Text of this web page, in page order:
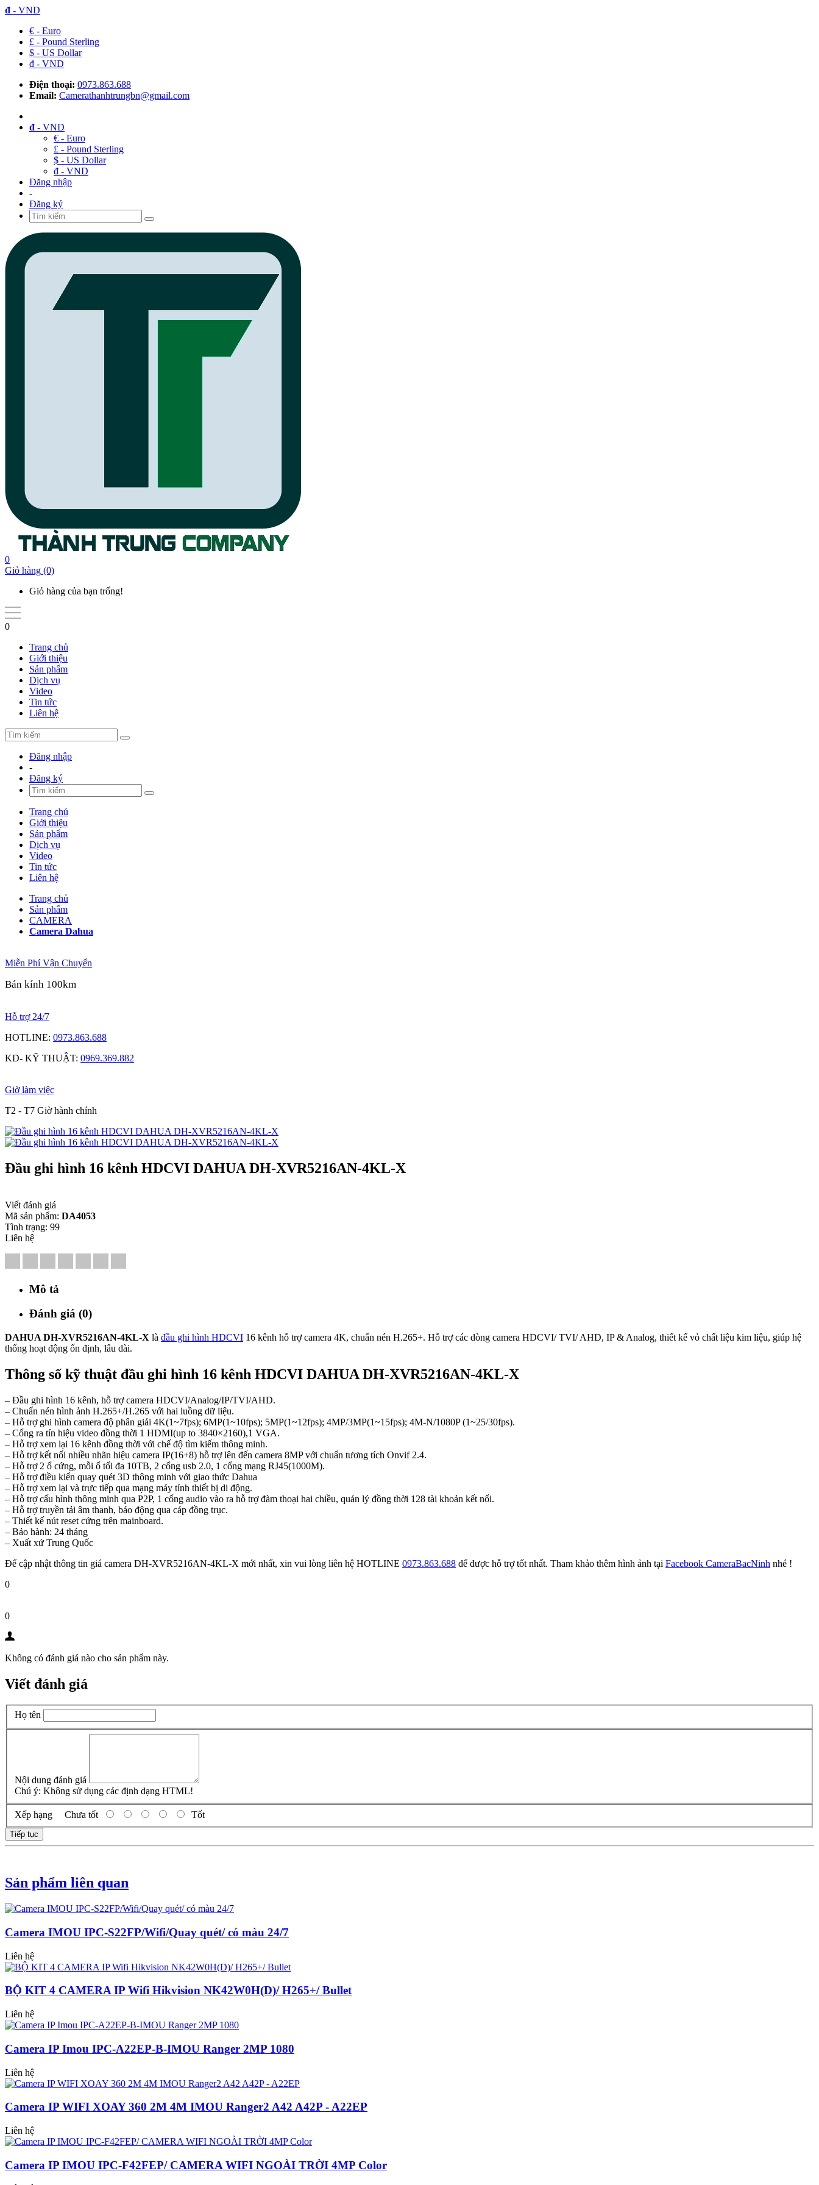
đ - VND
€ - Euro
£ - Pound Sterling
$ - US Dollar
đ - VND
Điện thoại: 0973.863.688
Email: Camerathanhtrungbn@gmail.com
đ - VND
€ - Euro
£ - Pound Sterling
$ - US Dollar
đ - VND
Đăng nhập
-
Đăng ký
0
Giỏ hàng (0)
Giỏ hàng của bạn trống!
0
Trang chủ
Giới thiệu
Sản phẩm
Dịch vụ
Video
Tin tức
Liên hệ
Đăng nhập
-
Đăng ký
Trang chủ
Giới thiệu
Sản phẩm
Dịch vụ
Video
Tin tức
Liên hệ
Trang chủ
Sản phẩm
CAMERA
Camera Dahua
Miễn Phí Vận Chuyển
Bán kính 100km
Hỗ trợ 24/7
HOTLINE: 0973.863.688
KD- KỸ THUẬT: 0969.369.882
Giờ làm việc
T2 - T7 Giờ hành chính
Đầu ghi hình 16 kênh HDCVI DAHUA DH-XVR5216AN-4KL-X
Viết đánh giá
Mã sản phẩm: DA4053
Tình trạng: 99
Liên hệ
Mô tả
Đánh giá (0)
DAHUA DH-XVR5216AN-4KL-X là đầu ghi hình HDCVI 16 kênh hỗ trợ camera 4K, chuẩn nén H.265+. Hỗ trợ các dòng camera HDCVI/ TVI/ AHD, IP & Analog, thiết kế vỏ chất liệu kim liệu, giúp hệ
thống hoạt động ổn định, lâu dài.
Thông số kỹ thuật đầu ghi hình 16 kênh HDCVI DAHUA DH-XVR5216AN-4KL-X
– Đầu ghi hình 16 kênh, hỗ trợ camera HDCVI/Analog/IP/TVI/AHD.
– Chuẩn nén hình ảnh H.265+/H.265 với hai luồng dữ liệu.
– Hỗ trợ ghi hình camera độ phân giải 4K(1~7fps); 6MP(1~10fps); 5MP(1~12fps); 4MP/3MP(1~15fps); 4M-N/1080P (1~25/30fps).
– Cổng ra tín hiệu video đồng thời 1 HDMI(up to 3840×2160),1 VGA.
– Hỗ trợ xem lại 16 kênh đồng thời với chế độ tìm kiếm thông minh.
– Hỗ trợ kết nối nhiều nhãn hiệu camera IP(16+8) hỗ trợ lên đến camera 8MP với chuẩn tương tích Onvif 2.4.
– Hỗ trợ 2 ổ cứng, mỗi ổ tối đa 10TB, 2 cổng usb 2.0, 1 cổng mạng RJ45(1000M).
– Hỗ trợ điều kiển quay quét 3D thông minh với giao thức Dahua
– Hỗ trợ xem lại và trực tiếp qua mạng máy tính thiết bị di động.
– Hỗ trợ cấu hình thông minh qua P2P, 1 cổng audio vào ra hỗ trợ đàm thoại hai chiều, quản lý đồng thời 128 tài khoản kết nối.
– Hỗ trợ truyền tải âm thanh, báo động qua cáp đồng trục.
– Thiết kế nút reset cứng trên mainboard.
– Bảo hành: 24 tháng
– Xuất xứ Trung Quốc
Để cập nhật thông tin giá camera DH-XVR5216AN-4KL-X mới nhất, xin vui lòng liên hệ HOTLINE 0973.863.688 để được hỗ trợ tốt nhất. Tham khảo thêm hình ảnh tại Facebook CameraBacNinh nhé !
0
0
Không có đánh giá nào cho sản phẩm này.
Viết đánh giá
Họ tên
Nội dung đánh giá
Chú ý: Không sử dụng các định dạng HTML!
Xếp hạng Chưa tốt Tốt
Tiếp tục
Sản phẩm liên quan
Camera IMOU IPC-S22FP/Wifi/Quay quét/ có màu 24/7
Liên hệ
BỘ KIT 4 CAMERA IP Wifi Hikvision NK42W0H(D)/ H265+/ Bullet
Liên hệ
Camera IP Imou IPC-A22EP-B-IMOU Ranger 2MP 1080
Liên hệ
Camera IP WIFI XOAY 360 2M 4M IMOU Ranger2 A42 A42P - A22EP
Liên hệ
Camera IP IMOU IPC-F42FEP/ CAMERA WIFI NGOÀI TRỜI 4MP Color